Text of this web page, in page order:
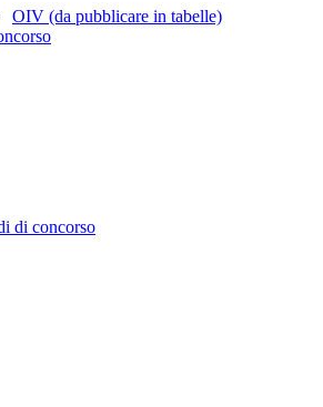
OIV (da pubblicare in tabelle)
di concorso